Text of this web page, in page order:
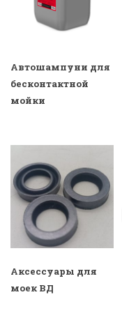
Автошампуни для
бесконтактной
мойки
Аксессуары для
моек ВД